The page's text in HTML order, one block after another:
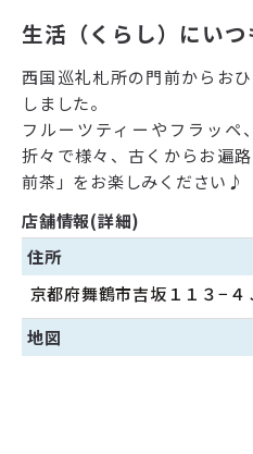
生活（くらし）にい
西国巡礼札所の門前からお
しました。
フルーツティーやフラッペ
折々で様々、古くからお遍
前茶」をお楽しみください♪
店舗情報(詳細)
住所
京都府舞鶴市吉坂１１３−４
地図